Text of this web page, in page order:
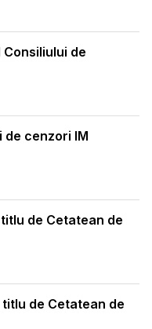
Consiliului de
de cenzori IM
de Cetatean de
de Cetatean de